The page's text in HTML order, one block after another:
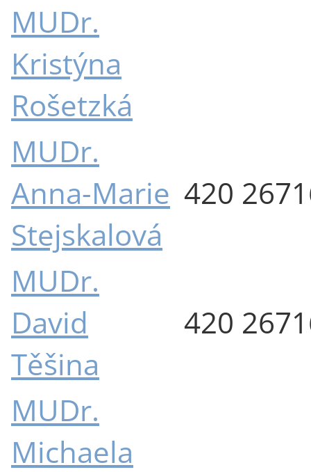
MUDr.
Kristýna
Rošetzká
MUDr.
Anna-Marie
Stejskalová
420
MUDr.
David
Těšina
420
MUDr.
Michaela